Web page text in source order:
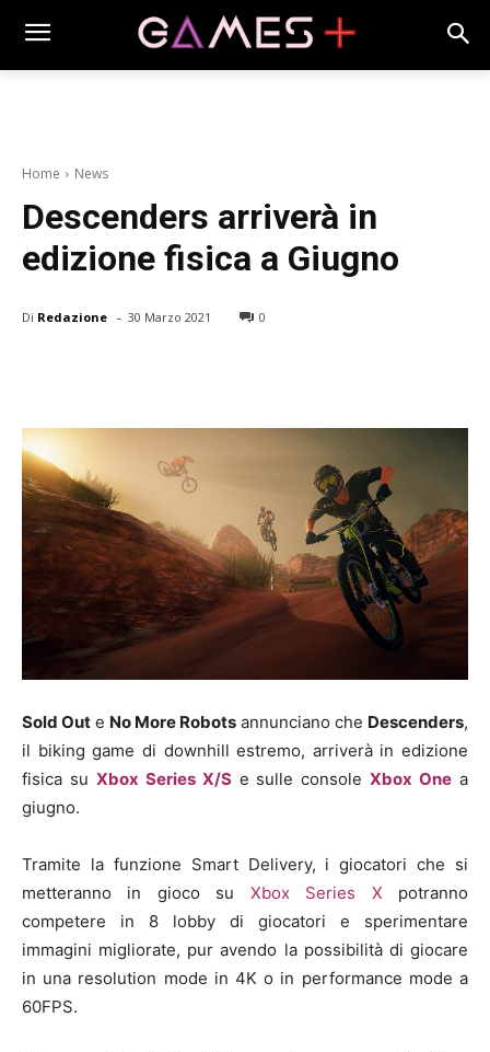
Home News
Descenders arriverà in
edizione fisica a Giugno
Di Redazione - 30 Marzo 2021 0
Sold Out e No More Robots annunciano che Descenders,
il biking game di downhill estremo, arriverà in edizione
fisica su Xbox Series X/Se sulle consoleXbox One a
giugno.
Tramite la funzione Smart Delivery, i giocatori che si
metteranno in gioco su Xbox Series X potranno
competere in 8 lobby di giocatori e sperimentare
immagini migliorate, pur avendo la possibilità di giocare
in una resolution mode in 4K o in performance mode a
60FPS.